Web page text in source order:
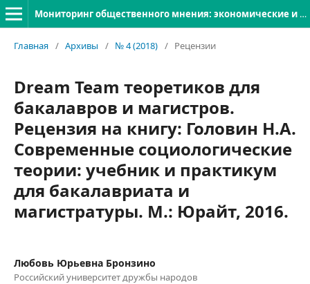
Мониторинг общественного мнения: экономические и социальные перемены
Главная / Архивы / № 4 (2018) / Рецензии
Dream Team теоретиков для
бакалавров и магистров.
Рецензия на книгу: Головин Н.А.
Современные социологические
теории: учебник и практикум
для бакалавриата и
магистратуры. М.: Юрайт, 2016.
Любовь Юрьевна Бронзино
Российский университет дружбы народов